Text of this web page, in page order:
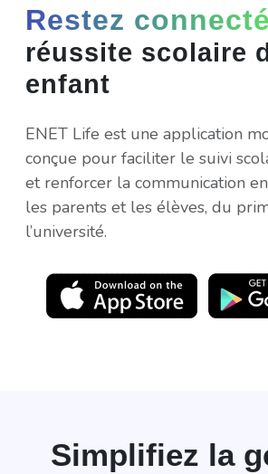
Restez connecté
réussite scolaire
enfant
ENET Life est une application
conçue pour faciliter le suivi
et renforcer la communication
les parents et les élèves, du
l’université.
Simplifiez la